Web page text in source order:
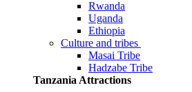
Rwanda
Uganda
Ethiopia
Culture and tribes
Masai Tribe
Hadzabe Tribe
Tanzania Attractions